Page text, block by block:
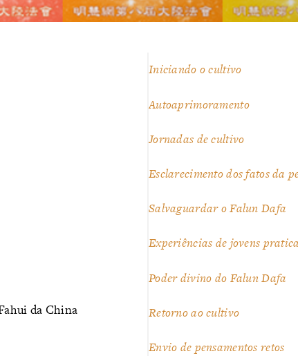
Iniciando o cultivo
Autoaprimoramento
Jornadas de cultivo
Esclarecimento dos fatos da
Salvaguardar o Falun Dafa
Experiências de jovens
Poder divino do Falun Dafa
Retorno ao cultivo
Envio de pensamentos retos
da China